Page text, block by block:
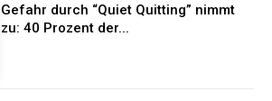
Gefahr durch “Quiet Quitting” nimmt
zu: 40 Prozent der...